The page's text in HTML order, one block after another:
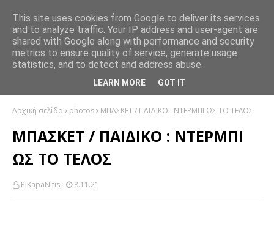
Αρχική σελίδα photos ΜΠΑΣΚΕΤ / ΠΑΙΔΙΚΟ : ΝΤΕΡΜΠΙ ΩΣ ΤΟ ΤΕΛΟΣ
ΜΠΑΣΚΕΤ / ΠΑΙΔΙΚΟ : ΝΤΕΡΜΠΙ
ΩΣ ΤΟ ΤΕΛΟΣ
PiKapaNitis 8.11.21
This site uses cookies from Google to deliver its services
and to analyze traffic. Your IP address and user-agent are
shared with Google along with performance and security
metrics to ensure quality of service, generate usage
statistics, and to detect and address abuse.
LEARN MORE GOT IT